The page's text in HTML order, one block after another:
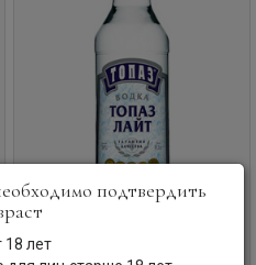
Водка
подтвердить